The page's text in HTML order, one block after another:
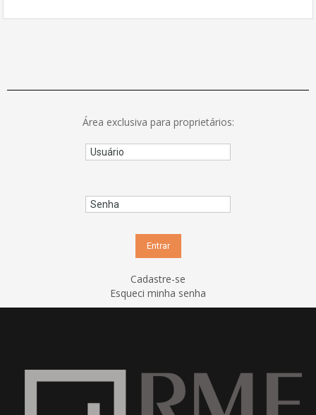
Área exclusiva para proprietários:
Cadastre-se
Esqueci minha senha